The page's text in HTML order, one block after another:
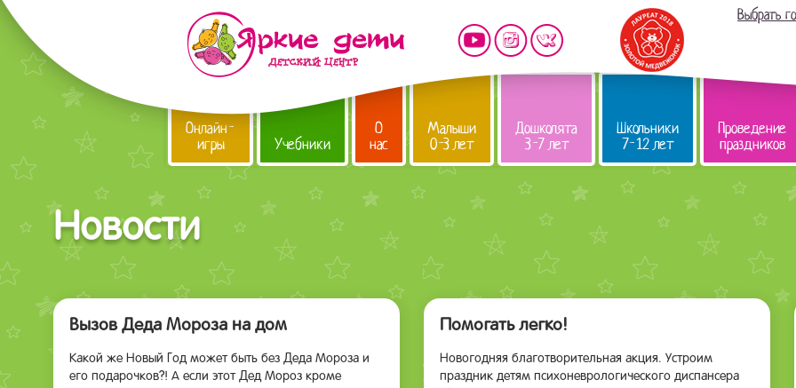
Выбрать
Онлайн-
игры Учебники
О
нас
Малыши
0-3 лет
Дошколята
3-7 лет
Школьники
7-12 лет
Проведение
праздников
Новости
Вызов Деда Мороза на дом
Какой же Новый Год может быть без Деда Мороза и
его подарочков?! А если этот Дед Мороз кроме
Помогать легко!
Новогодняя благотворительная акция. Устроим
праздник детям психоневрологического диспансера